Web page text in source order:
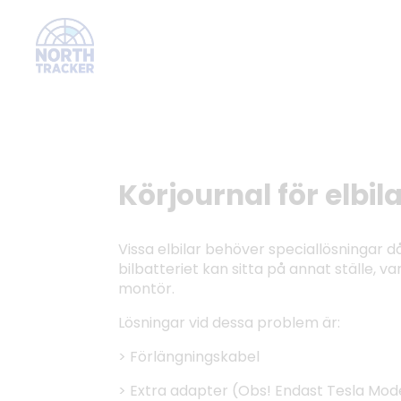
Körjournal för
Vissa elbilar behöver speciallösningar
bilbatteriet kan sitta på annat ställe,
montör.
Lösningar vid dessa problem är:
> Förlängningskabel
> Extra adapter (Obs! Endast Tesla